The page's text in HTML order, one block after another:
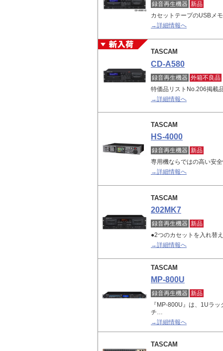
録音再生機器 新品
カセットテープのUSBメ
→詳細情報へ
TASCAM
CD-A580
録音再生機器 外箱不良品
特価品リストNo.206掲載
→詳細情報へ
TASCAM
HS-4000
録音再生機器 新品
専用機ならではの高い安
→詳細情報へ
TASCAM
202MK7
録音再生機器 新品
●2つのカセットを入れ替
→詳細情報へ
TASCAM
MP-800U
録音再生機器 新品
『MP-800U』は、1Uラ
チ…
→詳細情報へ
TASCAM